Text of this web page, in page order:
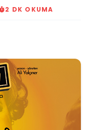
2 DK OKUMA